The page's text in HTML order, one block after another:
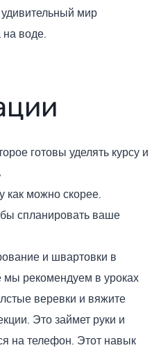
мир
на воде.
готовы уделять курсу и
как можно скорее.
спланировать ваше
и швартовки в
мы рекомендуем в уроках
веревки и вяжите
Это займет руки и
на телефон. Этот навык